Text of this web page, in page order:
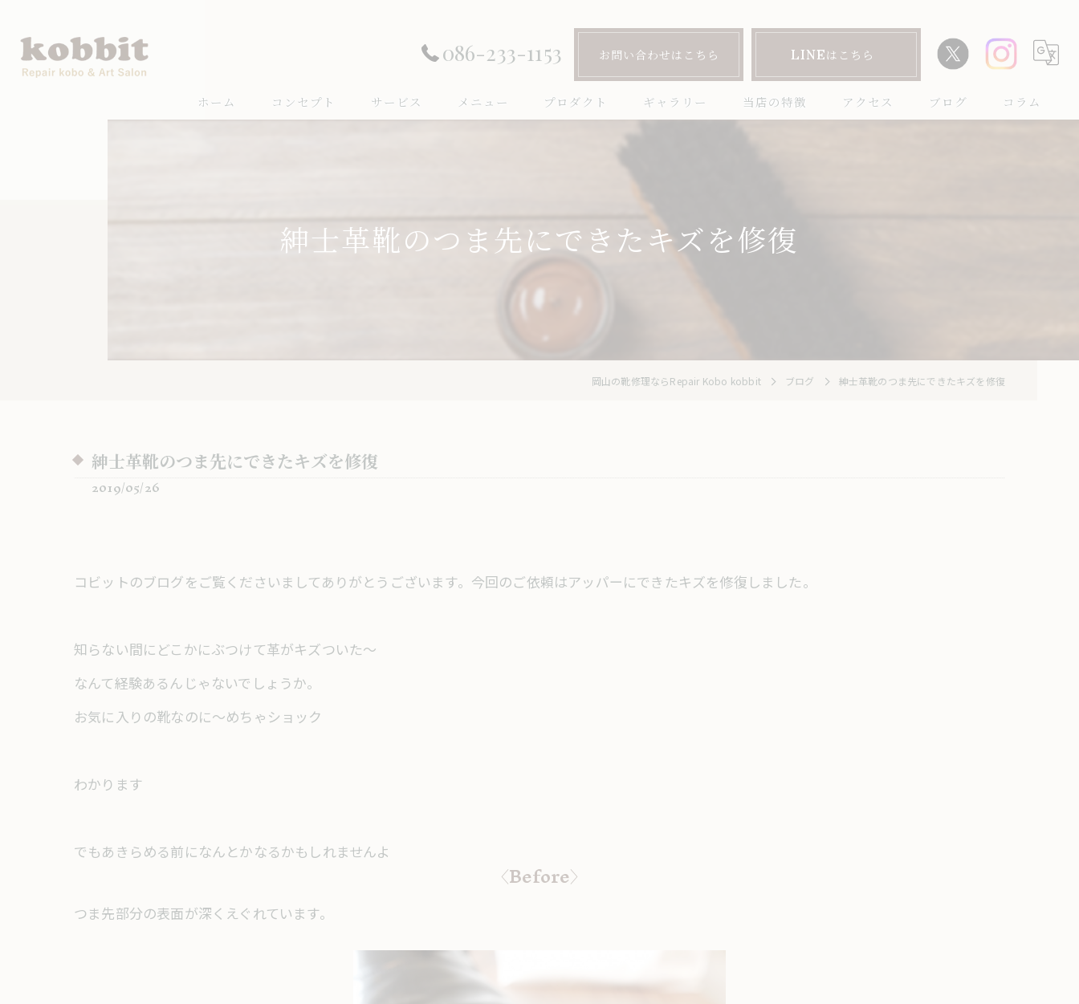
086-233-1153 お問い合わせはこちら LINEはこちら
ホーム コンセプト サービス メニュー プロダクト ギャラリー 当店の特徴
革靴
アクセス ブログ コラム
紳士革靴のつま先にできたキズを修復
岡山の靴修理ならRepair Kobo kobbit ブログ 紳士革靴のつま先にできたキズを修復
紳士革靴のつま先にできたキズを修復
2019/05/26
コビットのブログをご覧くださいましてありがとうございます。今回のご依頼はアッパーにできたキズを修復しました。
知らない間にどこかにぶつけて革がキズついた～
なんて経験あるんじゃないでしょうか。
お気に入りの靴なのに～めちゃショック
わかります
でもあきらめる前になんとかなるかもしれませんよ
〈Before〉
つま先部分の表面が深くえぐれています。